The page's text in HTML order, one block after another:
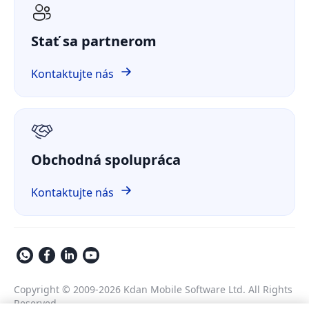
Zdravotníctvo
Financie
Odborné štúdie
Prípadová štúdia
ComPDF AI
ComPDF Cloud
ComPDF na GitHube
Stať sa partnerom
Kontaktujte nás
Obchodná spolupráca
Kontaktujte nás
Copyright © 2009-2026 Kdan Mobile Software Ltd. All Rights
Reserved.